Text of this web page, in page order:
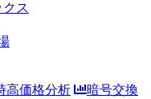
ス
高価格分析
暗号交換